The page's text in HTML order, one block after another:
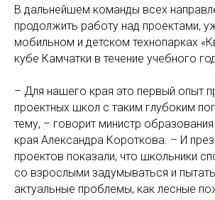
В дальнейшем команды всех
продолжить работу над проектами,
мобильном и детском технопарках
кубе Камчатки в течение учебного
– Для нашего края это первый опыт
проектных школ с таким глубоким
тему, – говорит министр
края Александра Короткова. – И
проектов показали, что школьники
со взрослыми задумываться и
актуальные проблемы, как лесные